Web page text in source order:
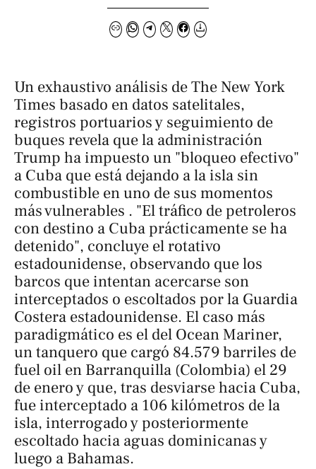
Un exhaustivo análisis deThe New York
Times basado en datos satelitales,
registros portuarios y seguimiento de
buques revela que la administración
Trump ha impuesto un "bloqueo efectivo"
a Cuba que está dejando a la isla sin
combustible en uno de sus momentos
más vulnerables . "El tráfico de petroleros
con destino a Cuba prácticamente se ha
detenido", concluye el rotativo
estadounidense, observando que los
barcos que intentan acercarse son
interceptados o escoltados por la Guardia
Costera estadounidense. El caso más
paradigmático es el del Ocean Mariner,
un tanquero que cargó 84.579 barriles de
fuel oil en Barranquilla (Colombia) el 29
de enero y que, tras desviarse hacia Cuba,
fue interceptado a 106 kilómetros de la
isla, interrogado y posteriormente
escoltado hacia aguas dominicanas y
luego a Bahamas.